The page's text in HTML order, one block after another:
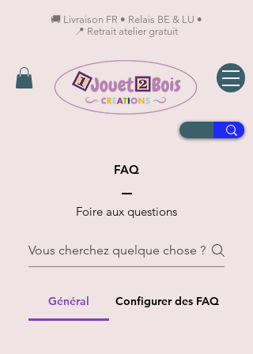
🚚 Livraison FR • Relais BE & LU •
📍 Retrait atelier gratuit
FAQ
Foire aux questions
Général Configurer des FAQ